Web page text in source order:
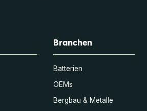
Branchen
Batterien
OEMs
Bergbau & Metalle